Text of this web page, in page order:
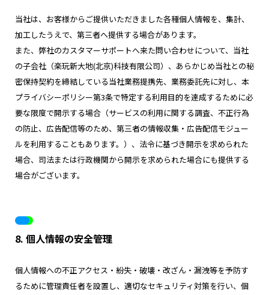
当社は、お客様からご提供いただきました各種個人情報を、集計、
加工したうえで、第三者へ提供する場合があります。
また、弊社のカスタマーサポートへ来た問い合わせについて、当社
の子会社（楽玩新大地(北京)科技有限公司）、あらかじめ当社との秘
密保持契約を締結している当社業務提携先、業務委託先に対し、本
プライバシーポリシー第3条で特定する利用目的を達成するために必
要な限度で開示する場合（サービスの利用に関する調査、不正行為
の防止、広告配信等のため、第三者の情報収集・広告配信モジュー
ルを利用することもあります。）、法令に基づき開示を求められた
場合、司法または行政機関から開示を求められた場合にも提供する
場合がございます。
8. 個人情報の安全管理
個人情報への不正アクセス・紛失・破壊・改ざん・漏洩等を予防す
るために管理責任者を設置し、適切なセキュリティ対策を行い、個